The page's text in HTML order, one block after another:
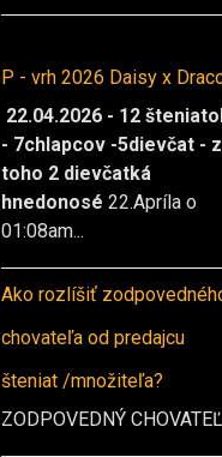
P - vrh 2026 Daisy x
22.04.2026 - 12
- 7chlapcov -5dievčat - z
toho 2 dievčatká
hnedonosé 22.Apríla o
01:08am...
Ako rozlíšiť
chovateľa od predajcu
šteniat /množiteľa?
ZODPOVEDNÝ CHOVATEĽ